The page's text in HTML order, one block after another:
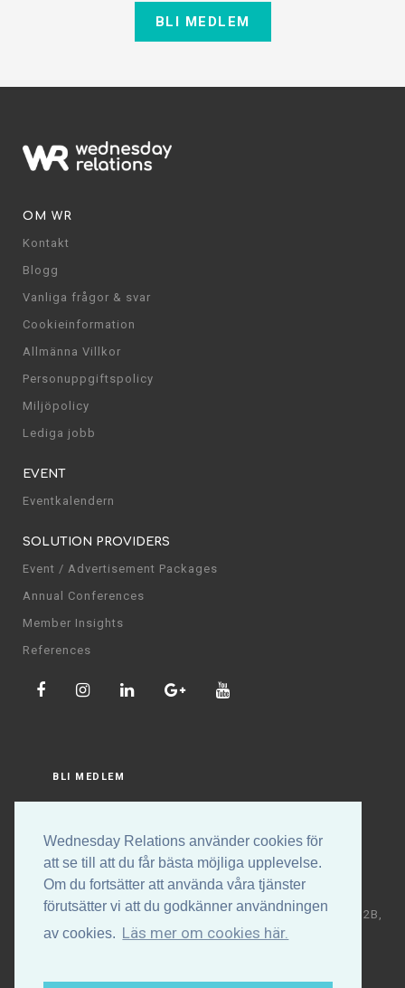
Wednesday Relations använder cookies för
att se till att du får bästa möjliga upplevelse.
Om du fortsätter att använda våra tjänster
förutsätter vi att du godkänner användningen
av cookies. Läs mer om cookies här.
BLI MEDLEM
OM WR
Kontakt
Blogg
Vanliga frågor & svar
Cookieinformation
Allmänna Villkor
Personuppgiftspolicy
Miljöpolicy
Lediga jobb
EVENT
Eventkalendern
SOLUTION PROVIDERS
Event / Advertisement Packages
Annual Conferences
Member Insights
References
BLI MEDLEM
Copyright © Wednesday Relations AB | Högalidsgatan 32B,
117 30 Stockholm | +46 (0)70-531 88 32 | E-post: